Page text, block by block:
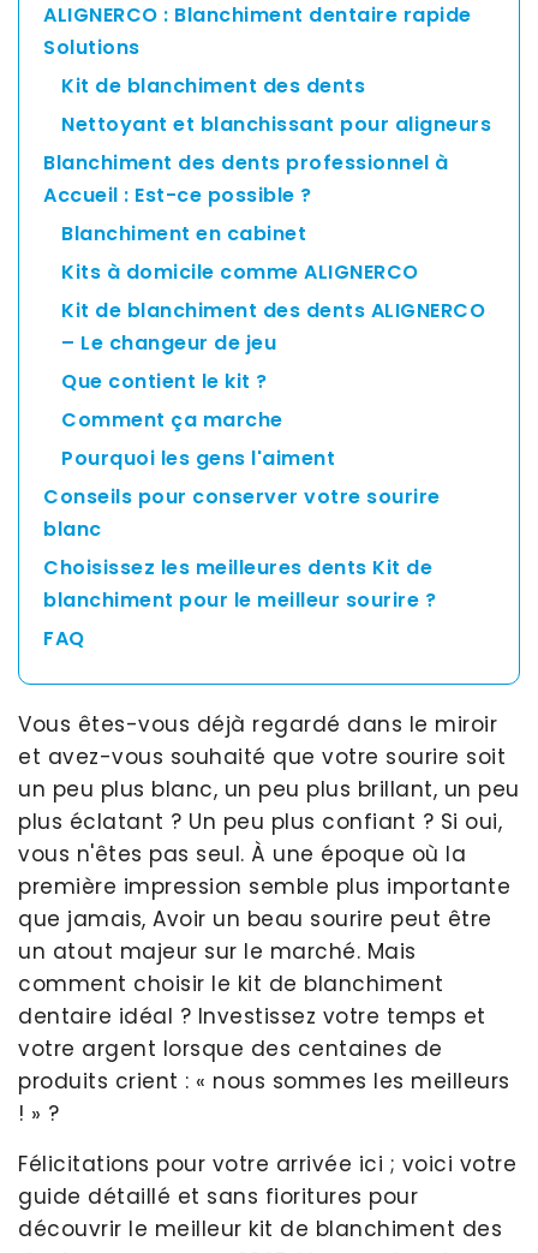
ALIGNERCO : Blanchiment dentaire rapide
Solutions
Kit de blanchiment des dents
Nettoyant et blanchissant pour aligneurs
Blanchiment des dents professionnel à
Accueil : Est-ce possible ?
Blanchiment en cabinet
Kits à domicile comme ALIGNERCO
Kit de blanchiment des dents ALIGNERCO
– Le changeur de jeu
Que contient le kit ?
Comment ça marche
Pourquoi les gens l'aiment
Conseils pour conserver votre sourire
blanc
Choisissez les meilleures dents Kit de
blanchiment pour le meilleur sourire ?
FAQ
Vous êtes-vous déjà regardé dans le miroir
et avez-vous souhaité que votre sourire soit
un peu plus blanc, un peu plus brillant, un peu
plus éclatant ? Un peu plus confiant ? Si oui,
vous n'êtes pas seul. À une époque où la
première impression semble plus importante
que jamais, Avoir un beau sourire peut être
un atout majeur sur le marché. Mais
comment choisir le kit de blanchiment
dentaire idéal ? Investissez votre temps et
votre argent lorsque des centaines de
produits crient : « nous sommes les meilleurs
! » ?
Félicitations pour votre arrivée ici ; voici votre
guide détaillé et sans fioritures pour
découvrir le meilleur kit de blanchiment des